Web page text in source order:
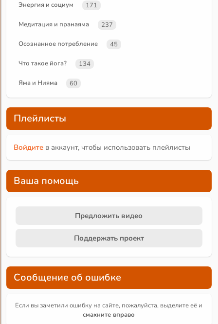
Энергия и социум 171
Медитация и пранаяма 237
Осознанное потребление 45
Что такое йога? 134
Яма и Нияма 60
Плейлисты
Войдите в аккаунт, чтобы использовать плейлисты
Ваша помощь
Предложить видео
Поддержать проект
Сообщение об ошибке
Если вы заметили ошибку на сайте, пожалуйста, выделите её и
смахните вправо